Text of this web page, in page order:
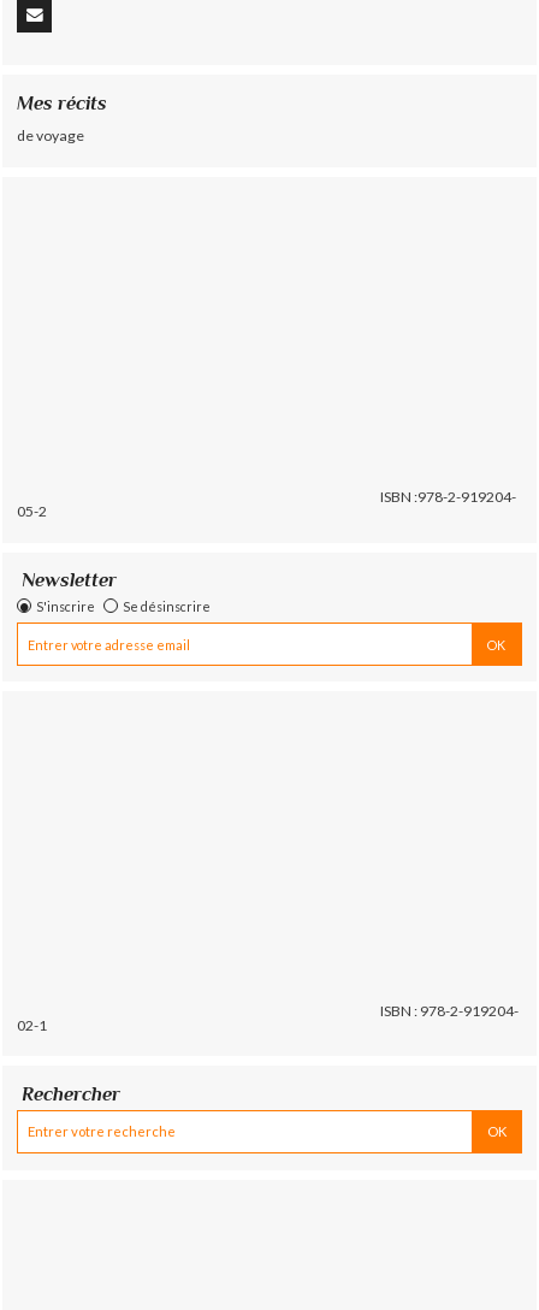
Mes récits
de voyage
ISBN :978-2-919204-
05-2
Newsletter
S'inscrire Se désinscrire
ISBN : 978-2-919204-
02-1
Rechercher